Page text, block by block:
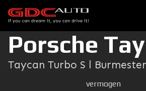
Porsche
Taycan Turbo S l
vermogen